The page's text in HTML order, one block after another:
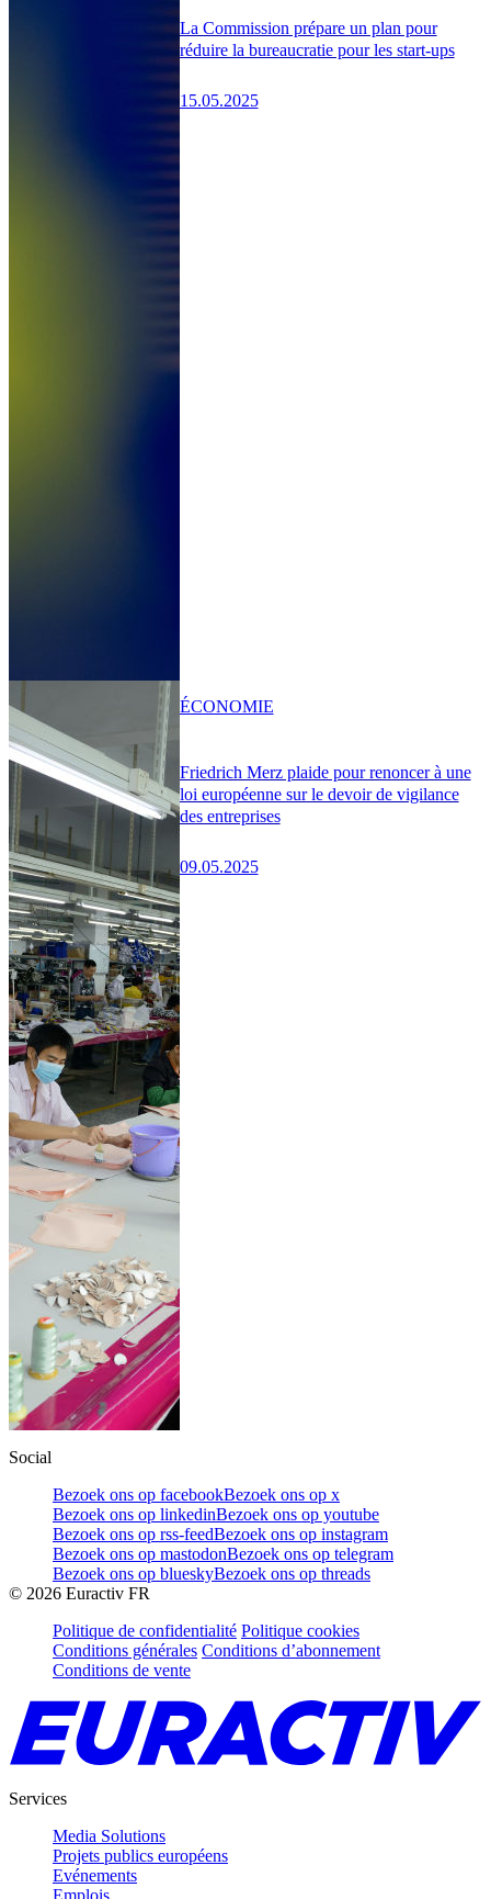
La Commission prépare un plan pour
réduire la bureaucratie pour les start-ups
15.05.2025
Friedrich Merz plaide pour renoncer à une
loi européenne sur le devoir de vigilance
des entreprises
09.05.2025
ÉCONOMIE
Social
Bezoek ons op facebookBezoek ons op x
Bezoek ons op linkedinBezoek ons op youtube
Bezoek ons op rss-feedBezoek ons op instagram
Bezoek ons op mastodonBezoek ons op telegram
Bezoek ons op blueskyBezoek ons op threads
© 2026 Euractiv FR
Politique de confidentialité Politique cookies
Conditions générales Conditions d’abonnement
Conditions de vente
Services
Media Solutions
Projets publics européens
Evénements
Emplois